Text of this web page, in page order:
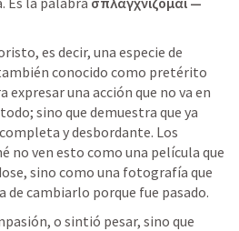
es decir, una especie de
conocido como pretérito
una acción que no va en
sino que demuestra que ya
y desbordante. Los
no ven esto como una película que
sino como una fotografía que
de cambiarlo porque fue pasado.
o sintió pesar, sino que